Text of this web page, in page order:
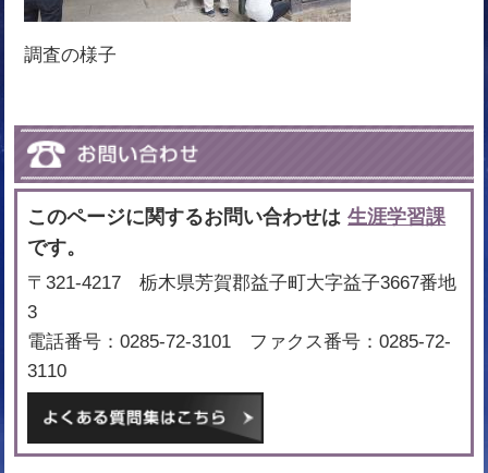
調査の様子
このページに関するお問い合わせは 生涯学習課
です。
〒321-4217 栃木県芳賀郡益子町大字益子3667番地
3
電話番号：0285-72-3101 ファクス番号：0285-72-
3110